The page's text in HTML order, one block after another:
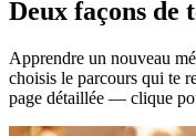
Deux façons de
Apprendre un nouveau
choisis le parcours qui te
page détaillée — clique